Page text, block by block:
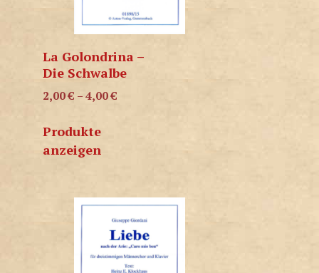
La Golondrina –
Die Schwalbe
2,00€ – 4,00€
Produkte
anzeigen